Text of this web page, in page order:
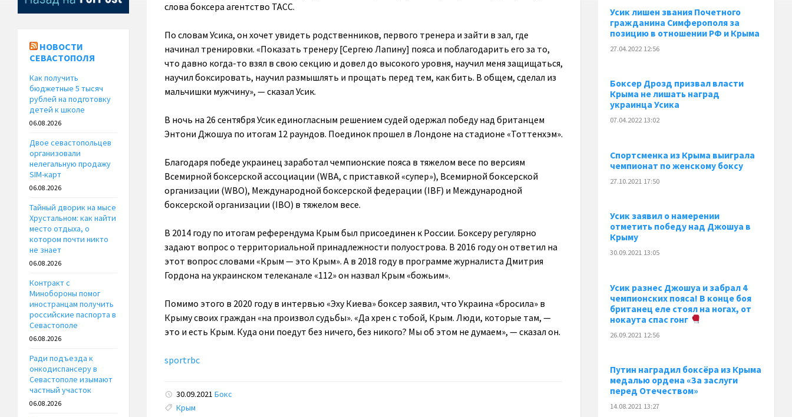
слова боксера агентство ТАСС.
По словам Усика, он хочет увидеть родственников, первого тренера и зайти в зал, где
начинал тренировки. «Показать тренеру [Сергею Лапину] пояса и поблагодарить его за то,
что давно когда-то взял в свою секцию и довел до высокого уровня, научил меня защищаться,
научил боксировать, научил размышлять и прощать перед тем, как бить. В общем, сделал из
мальчишки мужчину», — сказал Усик.
В ночь на 26 сентября Усик единогласным решением судей одержал победу над британцем
Энтони Джошуа по итогам 12 раундов. Поединок прошел в Лондоне на стадионе «Тоттенхэм».
Благодаря победе украинец заработал чемпионские пояса в тяжелом весе по версиям
Всемирной боксерской ассоциации (WBA, с приставкой «супер»), Всемирной боксерской
организации (WBO), Международной боксерской федерации (IBF) и Международной
боксерской организации (IBO) в тяжелом весе.
В 2014 году по итогам референдума Крым был присоединен к России. Боксеру регулярно
задают вопрос о территориальной принадлежности полуострова. В 2016 году он ответил на
этот вопрос словами «Крым — это Крым». А в 2018 году в программе журналиста Дмитрия
Гордона на украинском телеканале «112» он назвал Крым «божьим».
Помимо этого в 2020 году в интервью «Эху Киева» боксер заявил, что Украина «бросила» в
Крыму своих граждан «на произвол судьбы». «Да хрен с тобой, Крым. Люди, которые там, —
это и есть Крым. Куда они поедут без ничего, без никого? Мы об этом не думаем», — сказал он.
sportrbc
30.09.2021 Бокс
Tags:
Крым
НОВОСТИ
СЕВАСТОПОЛЯ
Как получить
бюджетные 5 тысяч
рублей на подготовку
детей к школе
06.08.2026
Двое севастопольцев
организовали
нелегальную продажу
SIM-карт
06.08.2026
Тайный дворик на мысе
Хрустальном: как найти
место отдыха, о
котором почти никто
не знает
06.08.2026
Контракт с
Минобороны помог
иностранцам получить
российские паспорта в
Севастополе
06.08.2026
Ради подъезда к
онкодиспансеру в
Севастополе изымают
частный участок
06.08.2026
Усик лишен звания Почетного
гражданина Симферополя за
позицию в отношении РФ и Крыма
27.04.2022 12:56
Боксер Дрозд призвал власти
Крыма не лишать наград
украинца Усика
07.04.2022 13:02
Спортсменка из Крыма выиграла
чемпионат по женскому боксу
27.10.2021 17:50
Усик заявил о намерении
отметить победу над Джошуа в
Крыму
30.09.2021 13:05
Усик разнес Джошуа и забрал 4
чемпионских пояса! В конце боя
британец еле стоял на ногах, от
нокаута спас гонг
26.09.2021 12:56
Путин наградил боксёра из Крыма
медалью ордена «За заслуги
перед Отечеством»
14.08.2021 13:27